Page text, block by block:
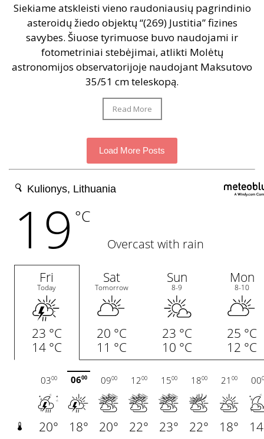
Siekiame atskleisti vieno raudoniausių pagrindinio
asteroidų žiedo objektų “(269) Justitia” fizines
savybes. Šiuose tyrimuose buvo naudojami ir
fotometriniai stebėjimai, atlikti Molėtų
astronomijos observatorijoje naudojant Maksutovo
35/51 cm teleskopą.
Read More
Load More Posts